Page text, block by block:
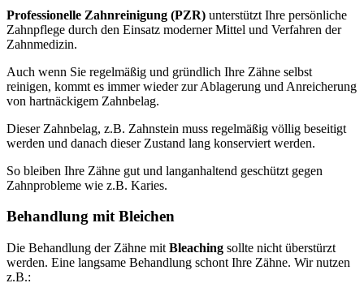
Professionelle Zahnreinigung (PZR) unterstützt Ihre persönliche
Zahnpflege durch den Einsatz moderner Mittel und Verfahren der
Zahnmedizin.
Auch wenn Sie regelmäßig und gründlich Ihre Zähne selbst
reinigen, kommt es immer wieder zur Ablagerung und Anreicherung
von hartnäckigem Zahnbelag.
Dieser Zahnbelag, z.B. Zahnstein muss regelmäßig völlig beseitigt
werden und danach dieser Zustand lang konserviert werden.
So bleiben Ihre Zähne gut und langanhaltend geschützt gegen
Zahnprobleme wie z.B. Karies.
Behandlung mit Bleichen
Die Behandlung der Zähne mit Bleaching sollte nicht überstürzt
werden. Eine langsame Behandlung schont Ihre Zähne. Wir nutzen
z.B.: